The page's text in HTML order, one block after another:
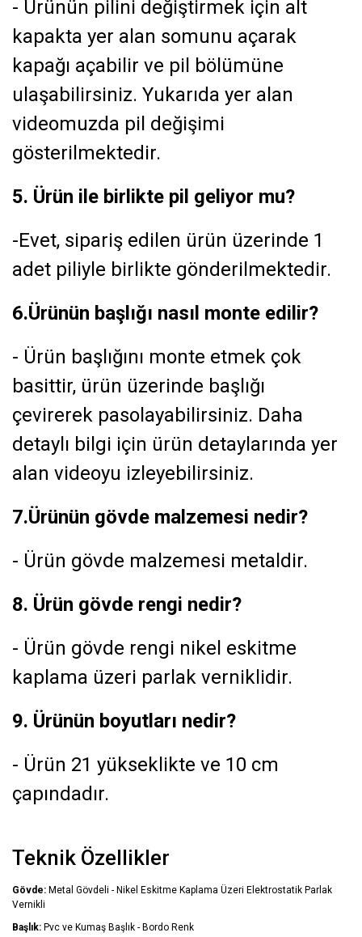
- Ürünün pilini değiştirmek için alt
kapakta yer alan somunu açarak
kapağı açabilir ve pil bölümüne
ulaşabilirsiniz. Yukarıda yer alan
videomuzda pil değişimi
gösterilmektedir.
5. Ürün ile birlikte pil geliyor mu?
-Evet, sipariş edilen ürün üzerinde 1
adet piliyle birlikte gönderilmektedir.
6.Ürünün başlığı nasıl monte edilir?
- Ürün başlığını monte etmek çok
basittir, ürün üzerinde başlığı
çevirerek pasolayabilirsiniz. Daha
detaylı bilgi için ürün detaylarında yer
alan videoyu izleyebilirsiniz.
7.Ürünün gövde malzemesi nedir?
- Ürün gövde malzemesi metaldir.
8. Ürün gövde rengi nedir?
- Ürün gövde rengi nikel eskitme
kaplama üzeri parlak verniklidir.
9. Ürünün boyutları nedir?
- Ürün 21 yükseklikte ve 10 cm
çapındadır.
Teknik Özellikler
Gövde: Metal Gövdeli - Nikel Eskitme Kaplama Üzeri Elektrostatik Parlak
Vernikli
Başlık: Pvc ve Kumaş Başlık - Bordo Renk